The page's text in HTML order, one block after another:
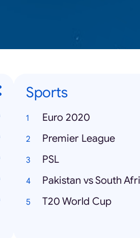
Sports
Euro 2020
Premier League
PSL
Pakistan vs South
T20 World Cup